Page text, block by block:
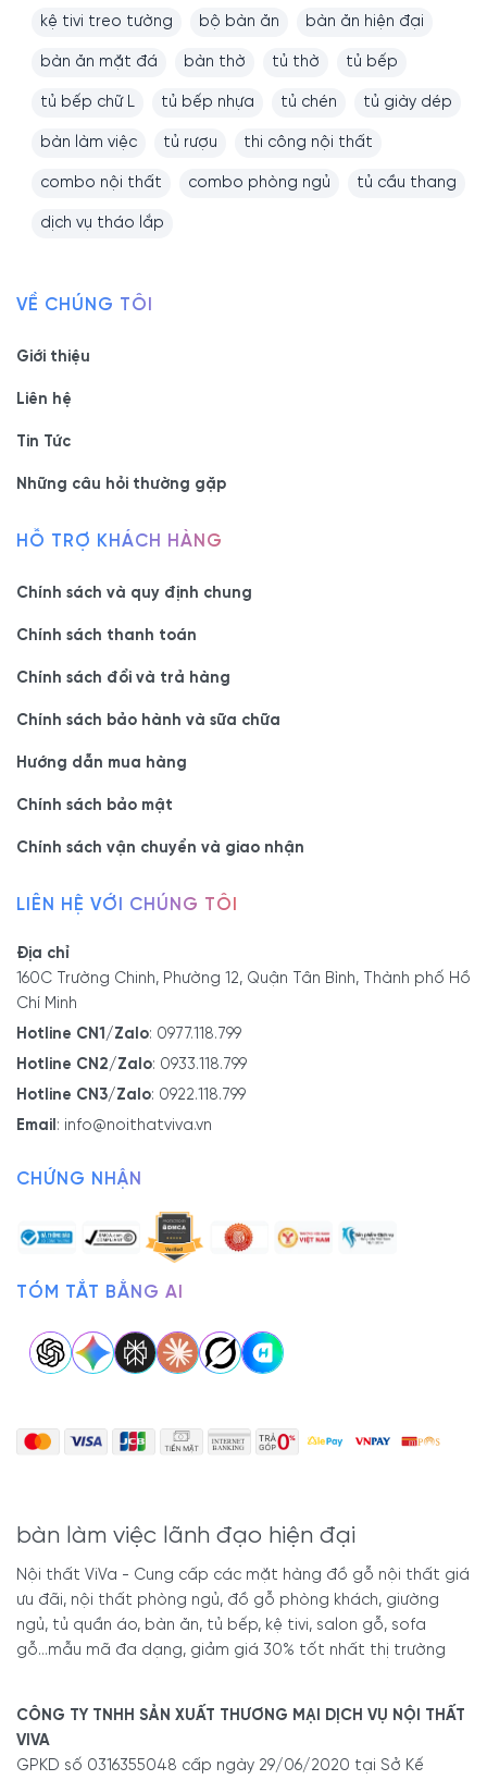
kệ tivi treo tường bộ bàn ăn bàn ăn hiện đại
bàn ăn mặt đá bàn thờ tủ thờ tủ bếp
tủ bếp chữ L tủ bếp nhựa tủ chén tủ giày dép
bàn làm việc tủ rượu thi công nội thất
combo nội thất combo phòng ngủ tủ cầu thang
dịch vụ tháo lắp
bàn làm việc lãnh đạo hiện đại
Nội thất ViVa - Cung cấp các mặt hàng đồ gỗ nội thất giá
ưu đãi, nội thất phòng ngủ, đồ gỗ phòng khách, giường
ngủ, tủ quần áo, bàn ăn, tủ bếp, kệ tivi, salon gỗ, sofa
gỗ...mẫu mã đa dạng, giảm giá 30% tốt nhất thị trường
VỀ CHÚNG TÔI
Giới thiệu
Liên hệ
Tin Tức
Những câu hỏi thường gặp
HỖ TRỢ KHÁCH HÀNG
Chính sách và quy định chung
Chính sách thanh toán
Chính sách đổi và trả hàng
Chính sách bảo hành và sữa chữa
Hướng dẫn mua hàng
Chính sách bảo mật
Chính sách vận chuyển và giao nhận
LIÊN HỆ VỚI CHÚNG TÔI
Địa chỉ
160C Trường Chinh, Phường 12, Quận Tân Bình, Thành phố Hồ
Chí Minh
Hotline CN1/Zalo: 0977.118.799
Hotline CN2/Zalo: 0933.118.799
Hotline CN3/Zalo: 0922.118.799
Email : info@noithatviva.vn
CHỨNG NHẬN
TÓM TẮT BẰNG AI
CÔNG TY TNHH SẢN XUẤT THƯƠNG MẠI DỊCH VỤ NỘI THẤT
VIVA
GPKD số 0316355048 cấp ngày 29/06/2020 tại Sở Kế